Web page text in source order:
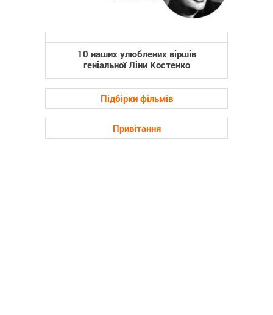
10 наших улюблених віршів
геніальної Ліни Костенко
Підбірки фільмів
Привітання